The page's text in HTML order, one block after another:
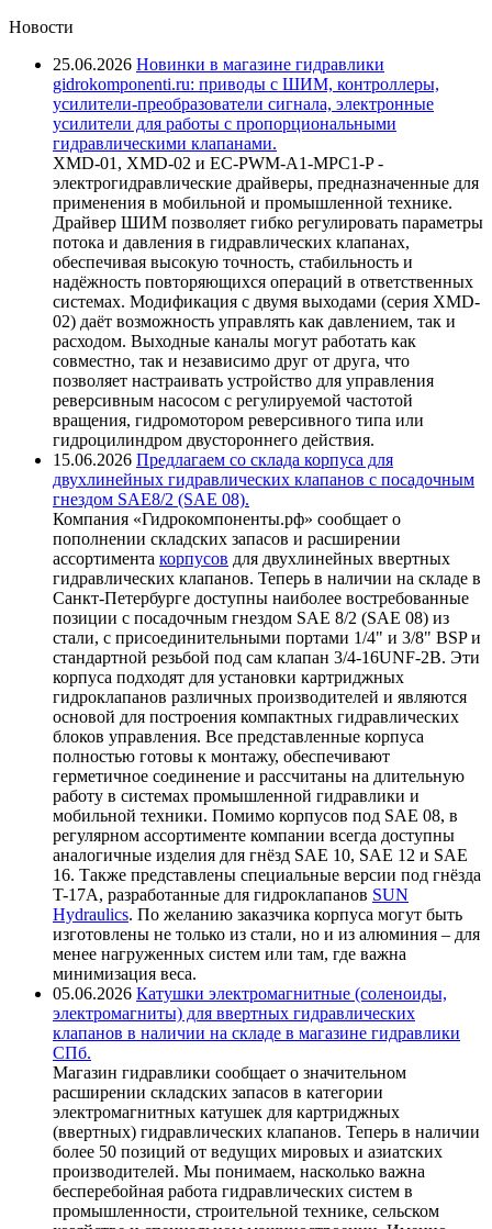
Новости
25.06.2026 Новинки в магазине гидравлики
gidrokomponenti.ru: приводы с ШИМ, контроллеры,
усилители-преобразователи сигнала, электронные
усилители для работы с пропорциональными
гидравлическими клапанами.
XMD-01, XMD-02 и EC-PWM-A1-MPC1-P -
электрогидравлические драйверы, предназначенные для
применения в мобильной и промышленной технике.
Драйвер ШИМ позволяет гибко регулировать параметры
потока и давления в гидравлических клапанах,
обеспечивая высокую точность, стабильность и
надёжность повторяющихся операций в ответственных
системах. Модификация с двумя выходами (серия XMD-
02) даёт возможность управлять как давлением, так и
расходом. Выходные каналы могут работать как
совместно, так и независимо друг от друга, что
позволяет настраивать устройство для управления
реверсивным насосом с регулируемой частотой
вращения, гидромотором реверсивного типа или
гидроцилиндром двустороннего действия.
15.06.2026 Предлагаем со склада корпуса для
двухлинейных гидравлических клапанов с посадочным
гнездом SAE8/2 (SAE 08).
Компания «Гидрокомпоненты.рф» сообщает о
пополнении складских запасов и расширении
ассортимента корпусов для двухлинейных ввертных
гидравлических клапанов. Теперь в наличии на складе в
Санкт-Петербурге доступны наиболее востребованные
позиции с посадочным гнездом SAE 8/2 (SAE 08) из
стали, с присоединительными портами 1/4" и 3/8" BSP и
стандартной резьбой под сам клапан 3/4-16UNF-2B. Эти
корпуса подходят для установки картриджных
гидроклапанов различных производителей и являются
основой для построения компактных гидравлических
блоков управления. Все представленные корпуса
полностью готовы к монтажу, обеспечивают
герметичное соединение и рассчитаны на длительную
работу в системах промышленной гидравлики и
мобильной техники. Помимо корпусов под SAE 08, в
регулярном ассортименте компании всегда доступны
аналогичные изделия для гнёзд SAE 10, SAE 12 и SAE
16. Также представлены специальные версии под гнёзда
T-17A, разработанные для гидроклапанов SUN
Hydraulics. По желанию заказчика корпуса могут быть
изготовлены не только из стали, но и из алюминия – для
менее нагруженных систем или там, где важна
минимизация веса.
05.06.2026 Катушки электромагнитные (соленоиды,
электромагниты) для ввертных гидравлических
клапанов в наличии на складе в магазине гидравлики
СПб.
Магазин гидравлики сообщает о значительном
расширении складских запасов в категории
электромагнитных катушек для картриджных
(ввертных) гидравлических клапанов. Теперь в наличии
более 50 позиций от ведущих мировых и азиатских
производителей. Мы понимаем, насколько важна
бесперебойная работа гидравлических систем в
промышленности, строительной технике, сельском